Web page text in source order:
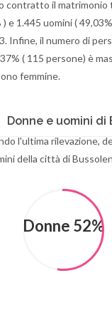
contratto il matrimonio
e 1.445 uomini (
Infine, il numero di
( 115 persone) è
femmine.
Donne e uomini di
l'ultima rilevazione,
della città di
Donne 52%